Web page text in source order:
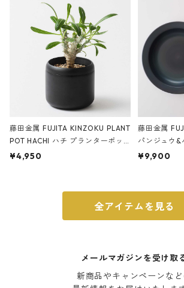
藤田金属 FUJITA KINZOKU PLANT
POT HACHI ハチ プランターポッ
ト 3号 ブラック
¥4,950
藤田金属
パンジュウ&
m ガス火・
¥9,900
全アイテムを見る
メールマガジンを受け取
新商品やキャンペーンなど